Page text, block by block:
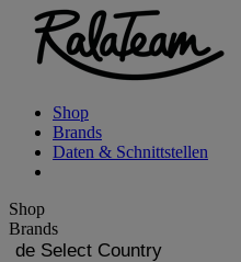
Shop
Brands
Daten & Schnittstellen
Shop
Brands
de Select Country